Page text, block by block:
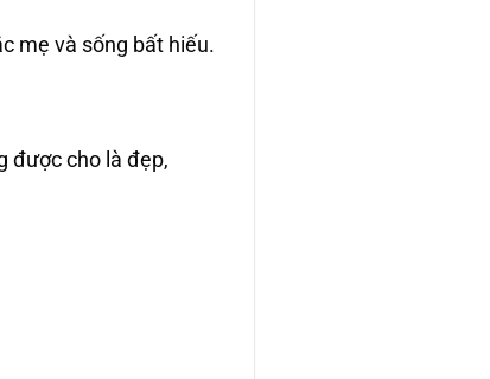
mẹ và sống bất hiếu.
được cho là đẹp,